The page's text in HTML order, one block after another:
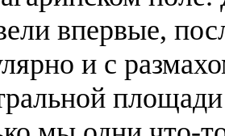
впервые,
и с